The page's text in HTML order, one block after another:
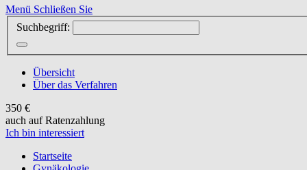
Menü Schließen Sie
Suchbegriff:
Übersicht
Über das Verfahren
350 €
auch auf Ratenzahlung
Ich bin interessiert
Startseite